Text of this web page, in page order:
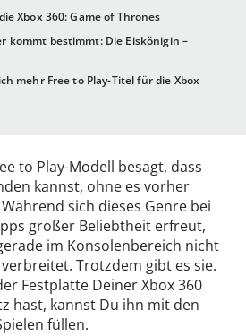
Xbox 360: Game of Thrones
kommt bestimmt: Die Eiskönigin –
mehr Free to Play-Titel für die Xbox
to Play-Modell besagt, dass
kannst, ohne es vorher
sich dieses Genre bei
großer Beliebtheit erfreut,
im Konsolenbereich nicht
Trotzdem gibt es sie.
Festplatte Deiner Xbox 360
hast, kannst Du ihn mit den
füllen.